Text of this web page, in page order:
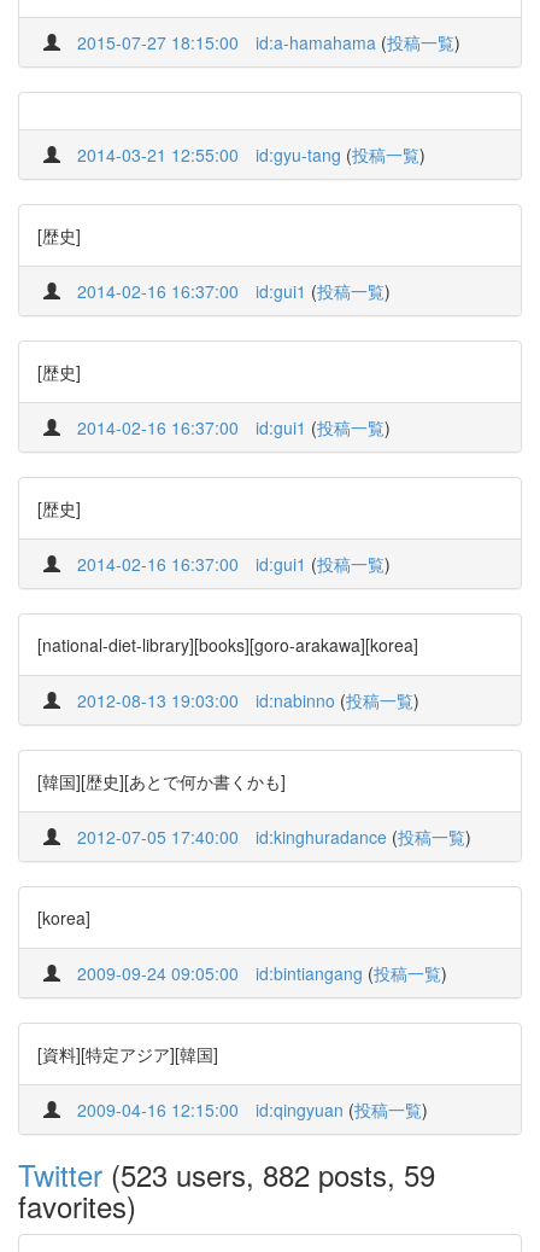
2015-07-27 18:15:00 id:a-hamahama (投稿一覧)
2014-03-21 12:55:00 id:gyu-tang (投稿一覧)
[歴史]
2014-02-16 16:37:00 id:gui1 (投稿一覧)
[歴史]
2014-02-16 16:37:00 id:gui1 (投稿一覧)
[歴史]
2014-02-16 16:37:00 id:gui1 (投稿一覧)
[national-diet-library][books][goro-arakawa][korea]
2012-08-13 19:03:00 id:nabinno (投稿一覧)
[韓国][歴史][あとで何か書くかも]
2012-07-05 17:40:00 id:kinghuradance (投稿一覧)
[korea]
2009-09-24 09:05:00 id:bintiangang (投稿一覧)
[資料][特定アジア][韓国]
2009-04-16 12:15:00 id:qingyuan (投稿一覧)
Twitter (523 users, 882 posts, 59
favorites)